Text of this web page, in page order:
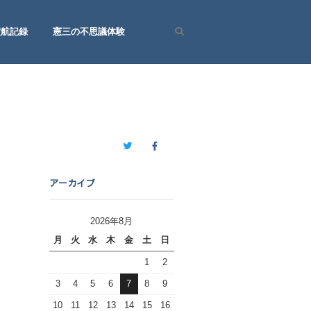
記録
憲三の不思議体験
TwitterFacebook
アーカイブ
2026年8月
月
火 水 木 金 土 日
1 2
3 4 5 6 7 8 9
10 11 12 13 14 15 16